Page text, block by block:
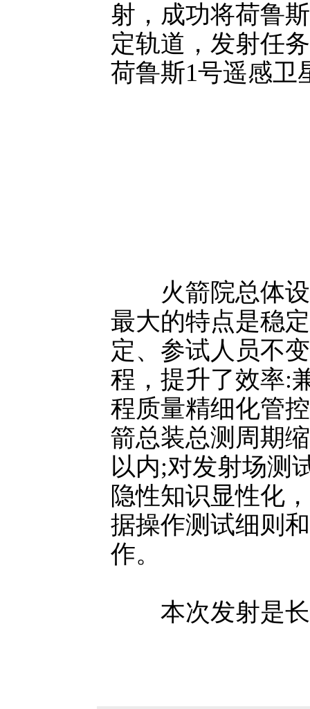
射，成功将荷鲁
定轨道，发射任
荷鲁斯1号遥感卫
火箭院总体设
最大的特点是稳
定、参试人员不
程，提升了效率:
程质量精细化管
箭总装总测周期
以内;对发射场测
隐性知识显性化
据操作测试细则
作。
本次发射是长